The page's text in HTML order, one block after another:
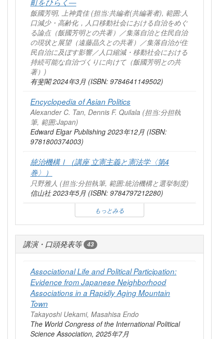
町をひらく―
飯國芳明, 上神貴佳 (担当:共編者(共編著者), 範囲:人
口減少・高齢化，人口移動社会における自治をめぐ
る論点（飯國芳明との共著）／集落自治と住民自治
の現状と展望（遠藤晶久との共著）／集落自治が住
民自治に及ぼす影響／人口縮減・移動社会における
持続可能な自治づくりに向けて（飯國芳明との共
著）)
有斐閣 2024年3月 (ISBN: 9784641149502)
Encyclopedia of Asian Politics
Alexander C. Tan, Dennis F. Quilala (担当:分担執
筆, 範囲:Japan)
Edward Elgar Publishing 2023年12月 (ISBN:
9781800374003)
統治機構Ⅰ（講座 立憲主義と憲法学〈第4
巻〉）
只野雅人 (担当:分担執筆, 範囲:統治機構と選挙制度)
信山社 2023年5月 (ISBN: 9784797212280)
もっとみる
講演・口頭発表等 43
Associational Life and Political Participation:
Evidence from Japanese Neighborhood
Associations in a Rapidly Aging Mountain
Town
Takayoshi Uekami, Masahisa Endo
The World Congress of the International Political
Science Association, 2025年7月